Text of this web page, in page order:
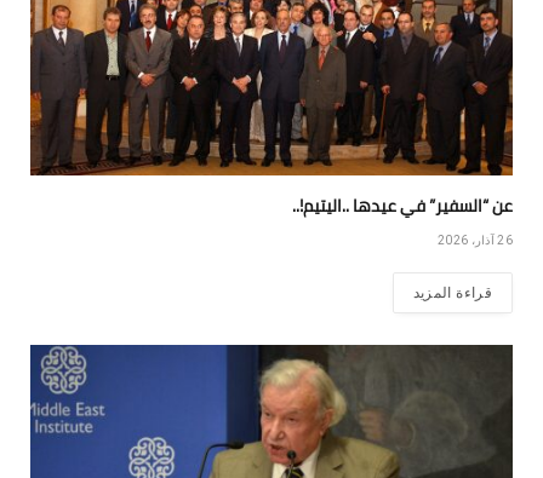
عن “السفير” في عيدها ..اليتيم!..
26 آذار، 2026
قراءة المزيد